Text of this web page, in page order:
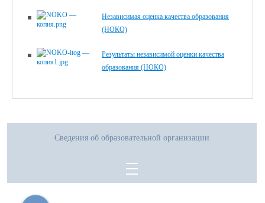
Независимая оценка качества образования
(НОКО)
Результаты независимой оценки качества
образования (НОКО)
Сведения об образовательной организации